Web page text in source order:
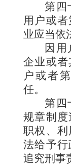
第
用户或
业应当依
因
企业或
户或者
任。
第
规章制
职权、
法给予
追究刑事